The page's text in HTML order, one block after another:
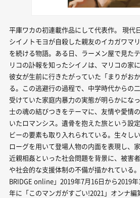
平庫ワカの初連載作品にして代表作。 現代
シイノトモヨが自殺した親友のイカガワマ
を続ける物語。ある日、ラーメン屋で見た
リコの訃報を知ったシイノは、マリコの家
彼女が生前に行きたがっていた「まりがお
る。この逃避行の過程で、中学時代からの
受けていた家庭内暴力の実態が明らかにな
士の魂の結びつきをテーマに、友情や愛情
いたロマンシス。遺骨を抱えた旅という設
ビーの要素も取り入れられている。生々し
ローグを用いて登場人物の内面を表現し、
近親相姦といった社会問題を背景に、被害
や社会的な支援体制の不備が描かれている
BRIDGE online」2019年7月16日から2019
年に「このマンガがすごい!2021」オンナ編